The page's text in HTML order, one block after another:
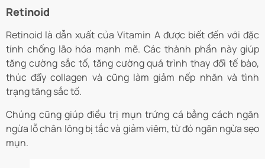
Retinoid
Retinoid là dẫn xuất của Vitamin A được biết đến với đặc
tính chống lão hóa mạnh mẽ. Các thành phần này giúp
tăng cường sắc tố, tăng cường quá trình thay đổi tế bào,
thúc đẩy collagen và cũng làm giảm nếp nhăn và tình
trạng tăng sắc tố.
Chúng cũng giúp điều trị mụn trứng cá bằng cách ngăn
ngừa lỗ chân lông bị tắc và giảm viêm, từ đó ngăn ngừa sẹo
mụn.